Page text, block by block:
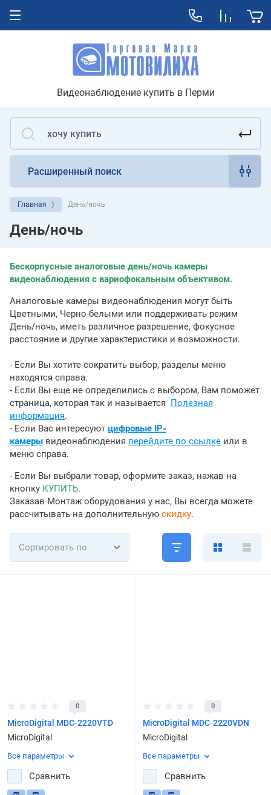
Видеонаблюдение купить в Перми
Расширенный поиск
Главная День/ночь
День/ночь
Бескорпусные аналоговые день/ночь камеры
видеонаблюдения с вариофокальным объективом.
Аналоговые камеры видеонаблюдения могут быть
Цветными, Черно-белыми или поддерживать режим
День/ночь, иметь различное разрешение, фокусное
расстояние и другие характеристики и возможности.
- Если Вы хотите сократить выбор, разделы меню
находятся справа.
- Если Вы еще не определились с выбором, Вам поможет
страница, которая так и называется Полезная
информация.
- Если Вас интересуют цифровые IP-
камеры видеонаблюдения перейдите по ссылке или в
меню справа.
- Если Вы выбрали товар, оформите заказ, нажав на
кнопку КУПИТЬ.
Заказав Монтаж оборудования у нас, Вы всегда можете
рассчитывать на дополнительную скидку.
Сортировать по
0
MicroDigital MDC-2220VTD
MicroDigital
Все параметры
Сравнить
0
MicroDigital MDC-2220VDN
MicroDigital
Все параметры
Сравнить